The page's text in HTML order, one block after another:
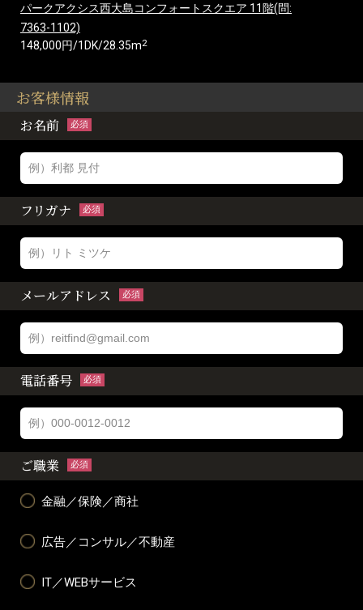
パークアクシス西大島コンフォートスクエア 11階(問:
7363-1102)
148,000円/1DK/28.35m2
お客様情報
お名前 必須
フリガナ 必須
メールアドレス 必須
電話番号 必須
ご職業 必須
金融／保険／商社
広告／コンサル／不動産
IT／WEBサービス